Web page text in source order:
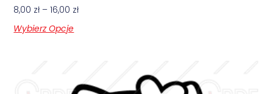
8,00 zł – 16,00 zł
Wybierz Opcje